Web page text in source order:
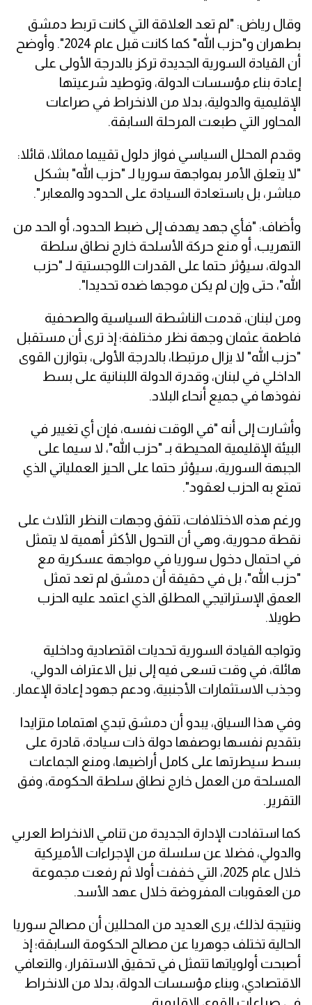
وقال رياض: "لم تعد العلاقة التي كانت تربط دمشق
بطهران و"حزب الله" كما كانت قبل عام 2024". وأوضح
أن القيادة السورية الجديدة تركز بالدرجة الأولى على
إعادة بناء مؤسسات الدولة، وتوطيد شرعيتها
الإقليمية والدولية، بدلا من الانخراط في صراعات
المحاور التي طبعت المرحلة السابقة.
وقدم المحلل السياسي فواز دلول تقييما مماثلا، قائلا:
"لا يتعلق الأمر بمواجهة سوريا لـ "حزب الله" بشكل
مباشر، بل باستعادة السيادة على الحدود والمعابر".
وأضاف: "فأي جهد يهدف إلى ضبط الحدود، أو الحد من
التهريب، أو منع حركة الأسلحة خارج نطاق سلطة
الدولة، سيؤثر حتما على القدرات اللوجستية لـ "حزب
الله"، حتى وإن لم يكن موجها ضده تحديدا".
ومن لبنان، قدمت الناشطة السياسية والصحفية
فاطمة عثمان وجهة نظر مختلفة؛ إذ ترى أن مستقبل
"حزب الله" لا يزال مرتبطا، بالدرجة الأولى، بتوازن القوى
الداخلي في لبنان، وقدرة الدولة اللبنانية على بسط
نفوذها في جميع أنحاء البلاد.
وأشارت إلى أنه "في الوقت نفسه، فإن أي تغيير في
البيئة الإقليمية المحيطة بـ "حزب الله"، لا سيما على
الجبهة السورية، سيؤثر حتما على الحيز العملياتي الذي
تمتع به الحزب لعقود".
ورغم هذه الاختلافات، تتفق وجهات النظر الثلاث على
نقطة محورية، وهي أن التحول الأكثر أهمية لا يتمثل
في احتمال دخول سوريا في مواجهة عسكرية مع
"حزب الله"، بل في حقيقة أن دمشق لم تعد تمثل
العمق الإستراتيجي المطلق الذي اعتمد عليه الحزب
طويلا.
وتواجه القيادة السورية تحديات اقتصادية وداخلية
هائلة، في وقت تسعى فيه إلى نيل الاعتراف الدولي،
وجذب الاستثمارات الأجنبية، ودعم جهود إعادة الإعمار.
وفي هذا السياق، يبدو أن دمشق تبدي اهتماما متزايدا
بتقديم نفسها بوصفها دولة ذات سيادة، قادرة على
بسط سيطرتها على كامل أراضيها، ومنع الجماعات
المسلحة من العمل خارج نطاق سلطة الحكومة، وفق
التقرير.
كما استفادت الإدارة الجديدة من تنامي الانخراط العربي
والدولي، فضلا عن سلسلة من الإجراءات الأميركية
خلال عام 2025، التي خففت أولا ثم رفعت مجموعة
من العقوبات المفروضة خلال عهد الأسد.
ونتيجة لذلك، يرى العديد من المحللين أن مصالح سوريا
الحالية تختلف جوهريا عن مصالح الحكومة السابقة؛ إذ
أصبحت أولوياتها تتمثل في تحقيق الاستقرار، والتعافي
الاقتصادي، وبناء مؤسسات الدولة، بدلا من الانخراط